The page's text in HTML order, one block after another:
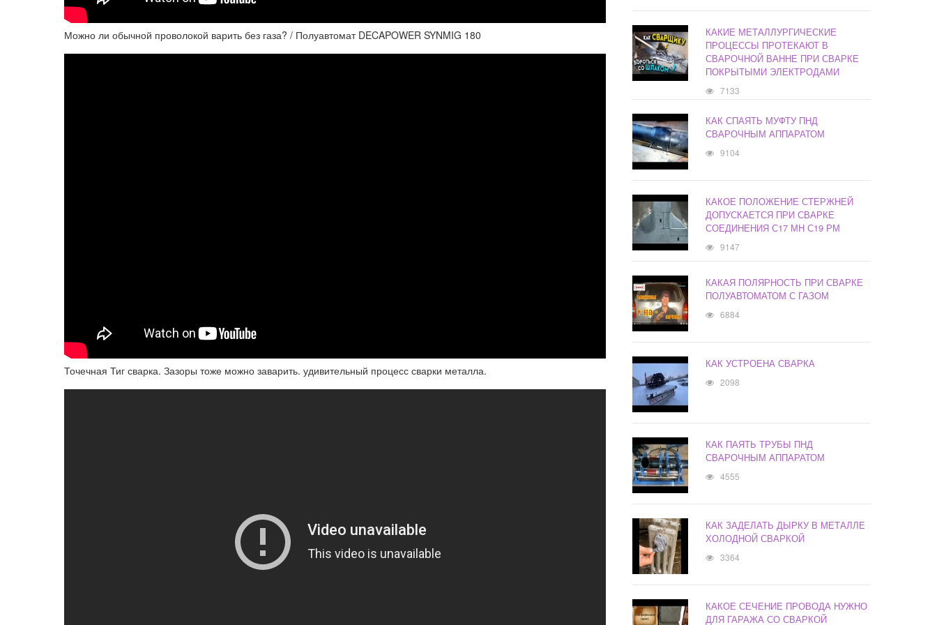
Можно ли обычной проволокой варить без газа? / Полуавтомат DECAPOWER SYNMIG 180
Точечная Тиг сварка. Зазоры тоже можно заварить. удивительный процесс сварки металла.
КАКИЕ МЕТАЛЛУРГИЧЕСКИЕ
ПРОЦЕССЫ ПРОТЕКАЮТ В
СВАРОЧНОЙ ВАННЕ ПРИ СВАРКЕ
ПОКРЫТЫМИ ЭЛЕКТРОДАМИ
7133
КАК СПАЯТЬ МУФТУ ПНД
СВАРОЧНЫМ АППАРАТОМ
9104
КАКОЕ ПОЛОЖЕНИЕ СТЕРЖНЕЙ
ДОПУСКАЕТСЯ ПРИ СВАРКЕ
СОЕДИНЕНИЯ С17 МН С19 РМ
9147
КАКАЯ ПОЛЯРНОСТЬ ПРИ СВАРКЕ
ПОЛУАВТОМАТОМ С ГАЗОМ
6884
КАК УСТРОЕНА СВАРКА
2098
КАК ПАЯТЬ ТРУБЫ ПНД
СВАРОЧНЫМ АППАРАТОМ
4555
КАК ЗАДЕЛАТЬ ДЫРКУ В МЕТАЛЛЕ
ХОЛОДНОЙ СВАРКОЙ
3364
КАКОЕ СЕЧЕНИЕ ПРОВОДА НУЖНО
ДЛЯ ГАРАЖА СО СВАРКОЙ